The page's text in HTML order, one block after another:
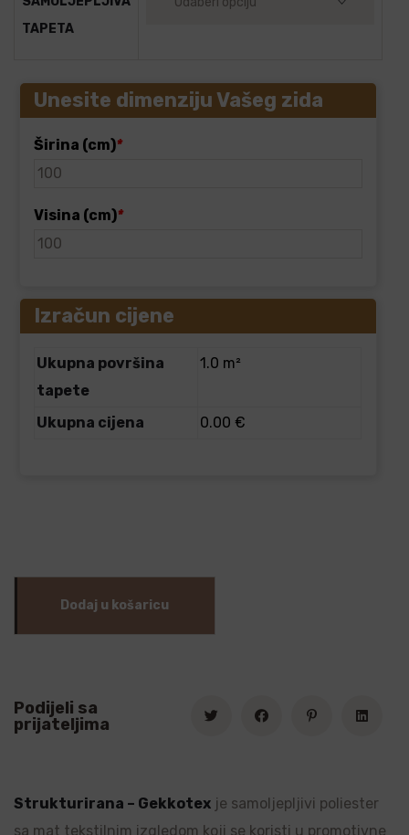
TAPETA
Unesite dimenziju Vašeg zida
Širina (cm)*
Visina (cm)*
Izračun cijene
Ukupna površina
tapete
1.0 m²
Ukupna cijena 0.00 €
Dodaj u košaricu
Podijeli sa
prijateljima
Strukturirana – Gekkotex je samoljepljivi poliester
sa mat tekstilnim izgledom koji se koristi u promotivne